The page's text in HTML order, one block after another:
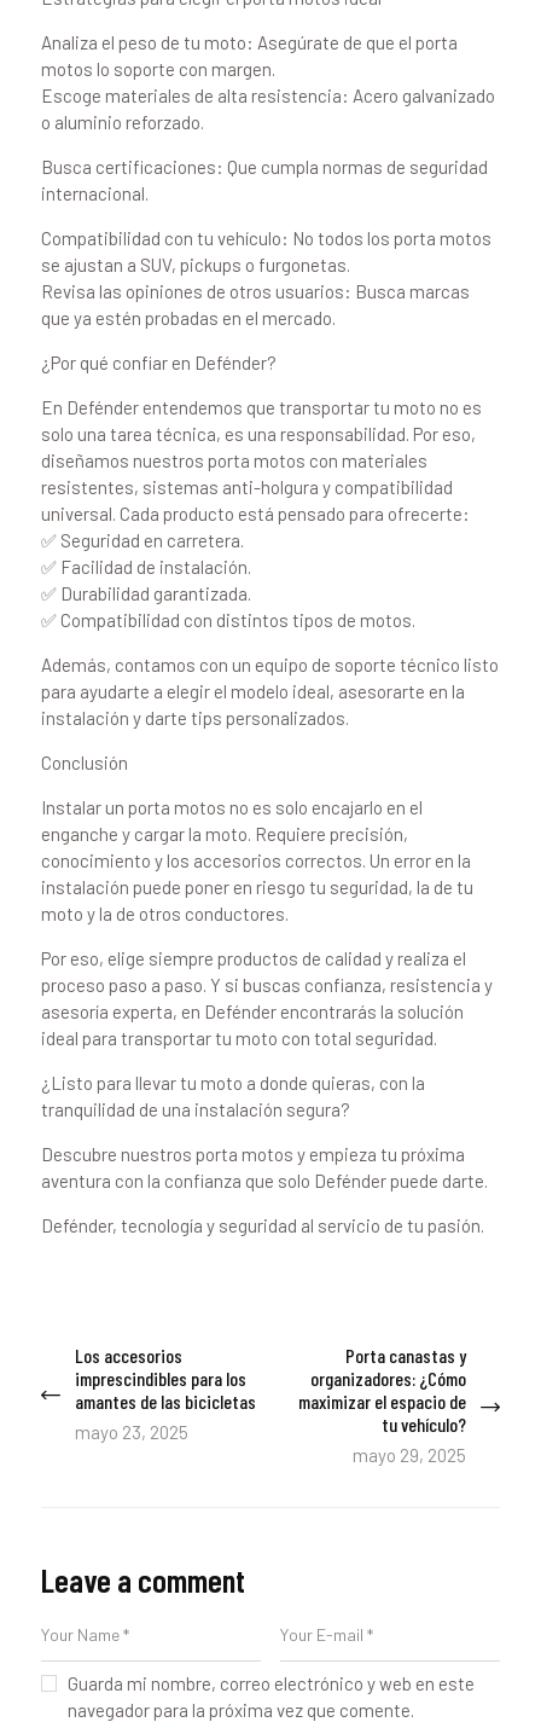
Analiza el peso de tu moto: Asegúrate de que el porta
motos lo soporte con margen.
Escoge materiales de alta resistencia: Acero galvanizado
o aluminio reforzado.
Busca certificaciones: Que cumpla normas de seguridad
internacional.
Compatibilidad con tu vehículo: No todos los porta motos
se ajustan a SUV, pickups o furgonetas.
Revisa las opiniones de otros usuarios: Busca marcas
que ya estén probadas en el mercado.
¿Por qué confiar en Defénder?
En Defénder entendemos que transportar tu moto no es
solo una tarea técnica, es una responsabilidad. Por eso,
diseñamos nuestros porta motos con materiales
resistentes, sistemas anti-holgura y compatibilidad
universal. Cada producto está pensado para ofrecerte:
✅ Seguridad en carretera.
✅ Facilidad de instalación.
✅ Durabilidad garantizada.
✅ Compatibilidad con distintos tipos de motos.
Además, contamos con un equipo de soporte técnico listo
para ayudarte a elegir el modelo ideal, asesorarte en la
instalación y darte tips personalizados.
Conclusión
Instalar un porta motos no es solo encajarlo en el
enganche y cargar la moto. Requiere precisión,
conocimiento y los accesorios correctos. Un error en la
instalación puede poner en riesgo tu seguridad, la de tu
moto y la de otros conductores.
Por eso, elige siempre productos de calidad y realiza el
proceso paso a paso. Y si buscas confianza, resistencia y
asesoría experta, en Defénder encontrarás la solución
ideal para transportar tu moto con total seguridad.
¿Listo para llevar tu moto a donde quieras, con la
tranquilidad de una instalación segura?
Descubre nuestros porta motos y empieza tu próxima
aventura con la confianza que solo Defénder puede darte.
Defénder, tecnología y seguridad al servicio de tu pasión.
Navegación
de
entradas
Previous
post:
Los accesorios
imprescindibles para los
amantes de las bicicletas
mayo 23, 2025
Next
Porta canastas y
organizadores: ¿Cómo
maximizar el espacio de
tu vehículo?
mayo 29, 2025
Leave a comment
Guarda mi nombre, correo electrónico y web en este
navegador para la próxima vez que comente.